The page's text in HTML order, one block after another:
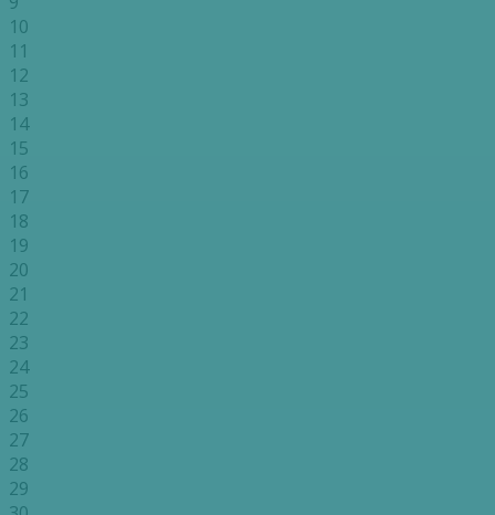
10
11
12
13
14
15
16
17
18
19
20
21
22
23
24
25
26
27
28
29